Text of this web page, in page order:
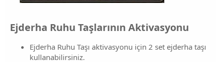
Ejderha Ruhu Taşlarının Aktivasyonu​
Ejderha Ruhu Taşı aktivasyonu için 2 set ejderha taşı
kullanabilirsiniz.